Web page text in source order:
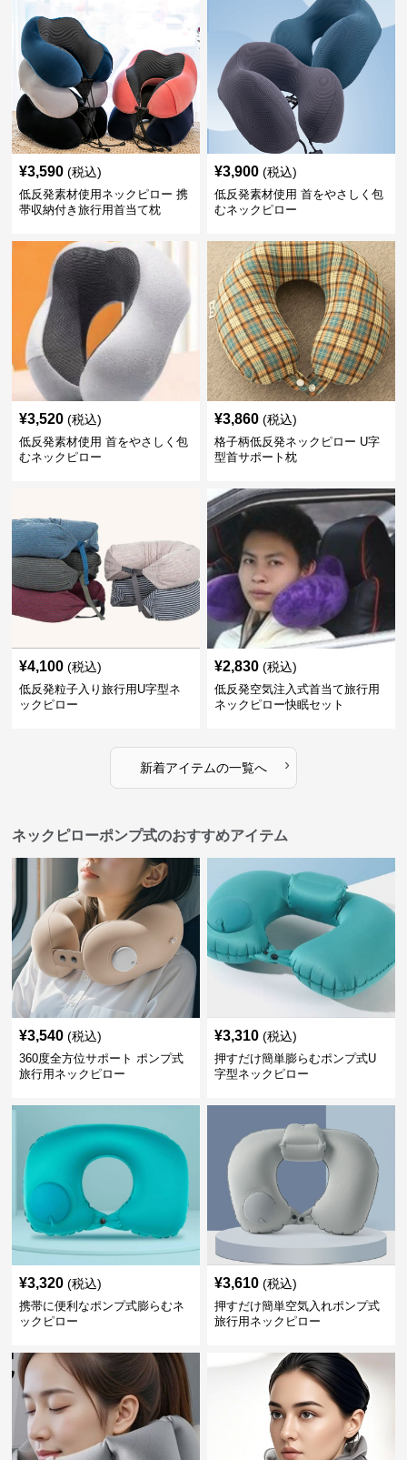
¥3,590 (税込)
低反発素材使用ネックピロー 携
帯収納付き旅行用首当て枕
¥3,900 (税込)
低反発素材使用 首をやさしく包
むネックピロー
¥3,520 (税込)
低反発素材使用 首をやさしく包
むネックピロー
¥3,860 (税込)
格子柄低反発ネックピロー U字
型首サポート枕
¥4,100 (税込)
低反発粒子入り旅行用U字型ネ
ックピロー
¥2,830 (税込)
低反発空気注入式首当て旅行用
ネックピロー快眠セット
新着アイテムの一覧へ ›
ネックピローポンプ式のおすすめアイテム
¥3,540 (税込)
360度全方位サポート ポンプ式
旅行用ネックピロー
¥3,310 (税込)
押すだけ簡単膨らむポンプ式U
字型ネックピロー
¥3,320 (税込)
携帯に便利なポンプ式膨らむネ
ックピロー
¥3,610 (税込)
押すだけ簡単空気入れポンプ式
旅行用ネックピロー